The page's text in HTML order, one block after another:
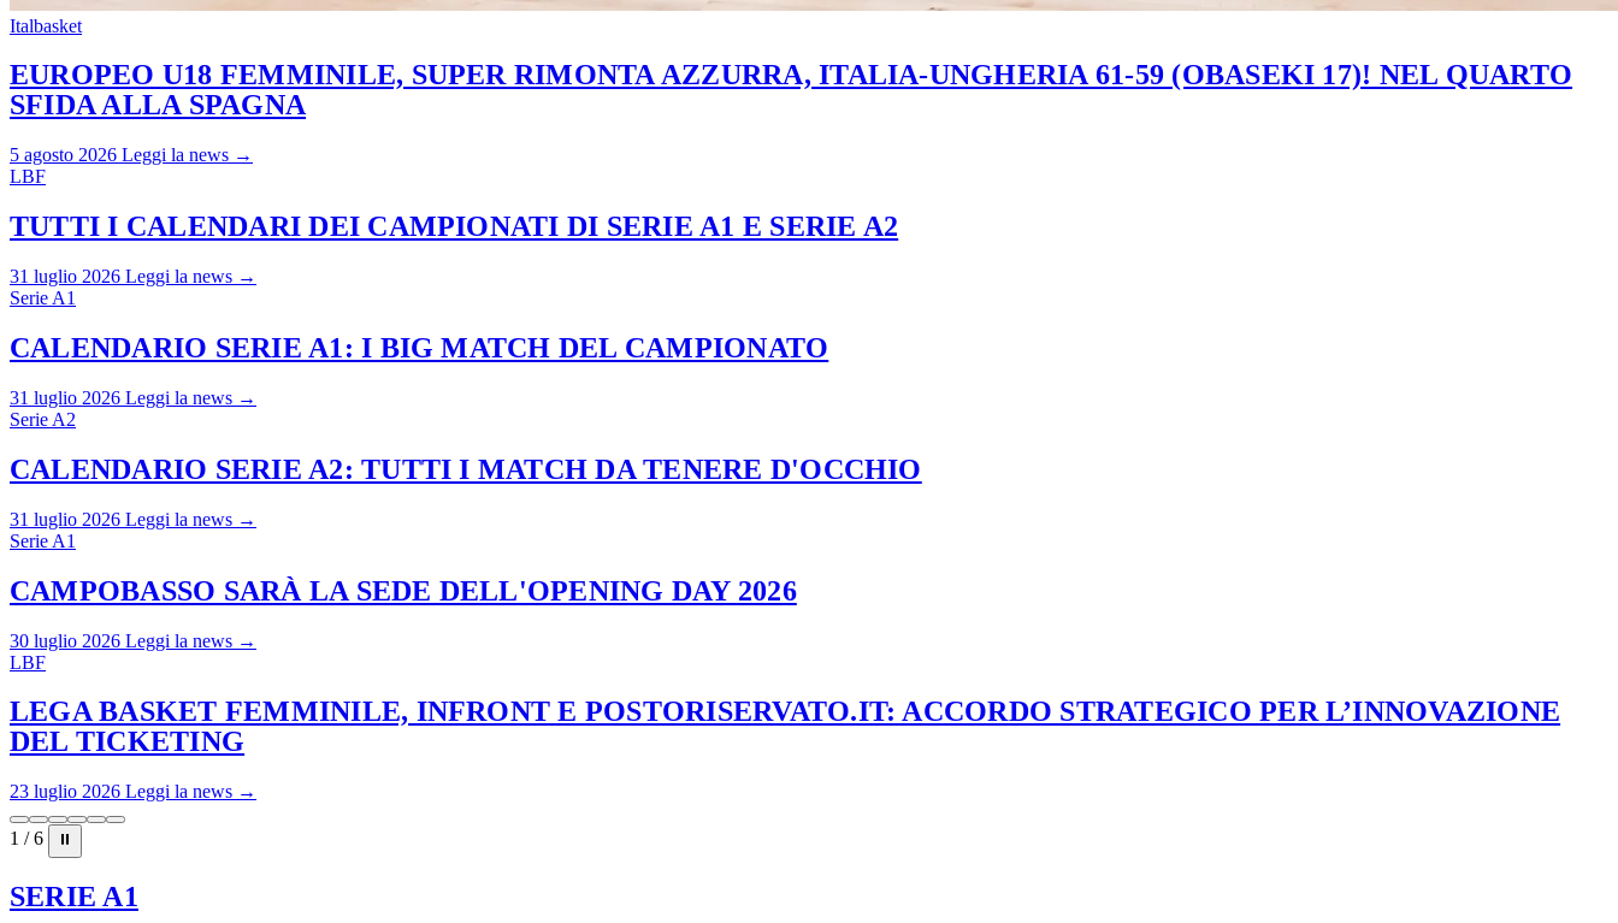
Italbasket
EUROPEO U18 FEMMINILE, SUPER RIMONTA AZZURRA, ITALIA-UNGHERIA 61-59 (OBASEKI 17)! NEL QUARTO
SFIDA ALLA SPAGNA
5 agosto 2026 Leggi la news →
LBF
TUTTI I CALENDARI DEI CAMPIONATI DI SERIE A1 E SERIE A2
31 luglio 2026 Leggi la news →
Serie A1
CALENDARIO SERIE A1: I BIG MATCH DEL CAMPIONATO
31 luglio 2026 Leggi la news →
Serie A2
CALENDARIO SERIE A2: TUTTI I MATCH DA TENERE D'OCCHIO
31 luglio 2026 Leggi la news →
Serie A1
CAMPOBASSO SARÀ LA SEDE DELL'OPENING DAY 2026
30 luglio 2026 Leggi la news →
LBF
LEGA BASKET FEMMINILE, INFRONT E POSTORISERVATO.IT: ACCORDO STRATEGICO PER L’INNOVAZIONE
DEL TICKETING
23 luglio 2026 Leggi la news →
1 / 6 ⏸
SERIE A1